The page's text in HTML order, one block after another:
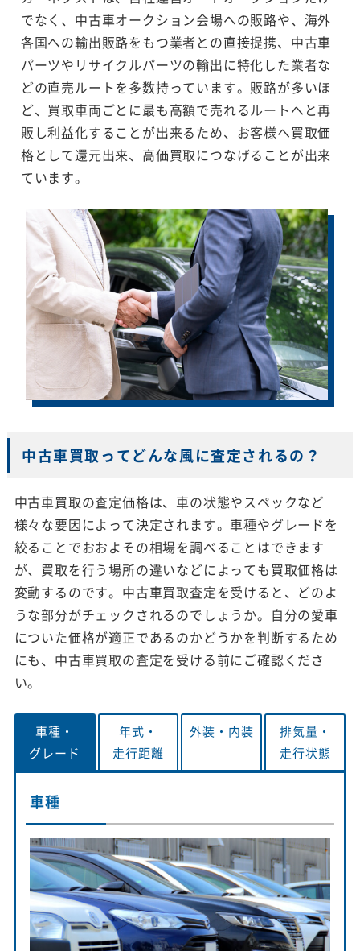
でなく、中古車オークション会場への販路や、海外
各国への輸出販路をもつ業者との直接提携、中古車
パーツやリサイクルパーツの輸出に特化した業者な
どの直売ルートを多数持っています。販路が多いほ
ど、買取車両ごとに最も高額で売れるルートへと再
販し利益化することが出来るため、お客様へ買取価
格として還元出来、高価買取につなげることが出来
ています。
中古車買取ってどんな風に査定されるの？
中古車買取の査定価格は、車の状態やスペックなど
様々な要因によって決定されます。車種やグレードを
絞ることでおおよその相場を調べることはできます
が、買取を行う場所の違いなどによっても買取価格は
変動するのです。中古車買取査定を受けると、どのよ
うな部分がチェックされるのでしょうか。自分の愛車
についた価格が適正であるのかどうかを判断するため
にも、中古車買取の査定を受ける前にご確認くださ
い。
車種・
グレード
年式・
走行距離
外装・ 内装
排気量・
走行状態
車種